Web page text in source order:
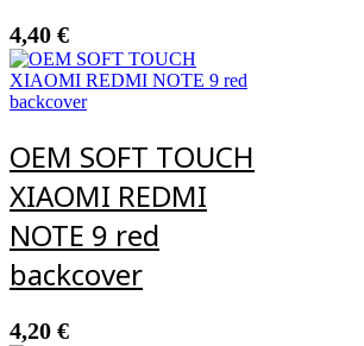
4,40 €
OEM SOFT TOUCH
XIAOMI REDMI
NOTE 9 red
backcover
4,20 €